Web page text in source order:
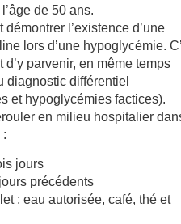
de 50 ans.
l’existence d’une
lors d’une hypoglycémie.
d’y parvenir, en même temps
diagnostic différentiel
et hypoglycémies factices).
en milieu hospitalier
:
jours
précédents
; eau autorisée, café, thé et